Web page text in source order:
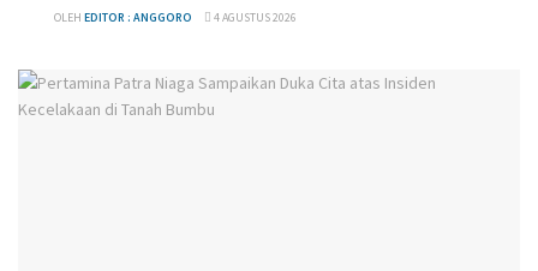
OLEH EDITOR : ANGGORO 4 AGUSTUS 2026